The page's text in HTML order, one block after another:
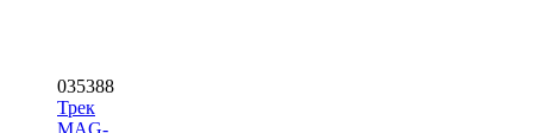
035388
Трек